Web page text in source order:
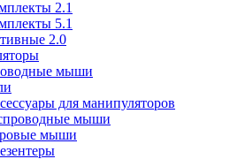
2.1
5.1
2.0
мыши
для манипуляторов
мыши
мыши